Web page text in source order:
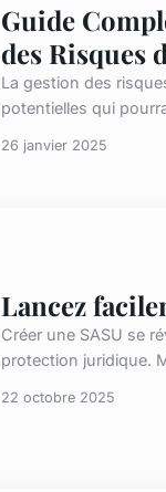
Guide
des Risques
La gestion des
potentielles qui
26 janvier 2025
Lancez
Créer une SASU se
protection juridique.
22 octobre 2025